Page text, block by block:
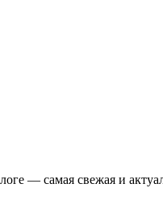
— самая свежая и